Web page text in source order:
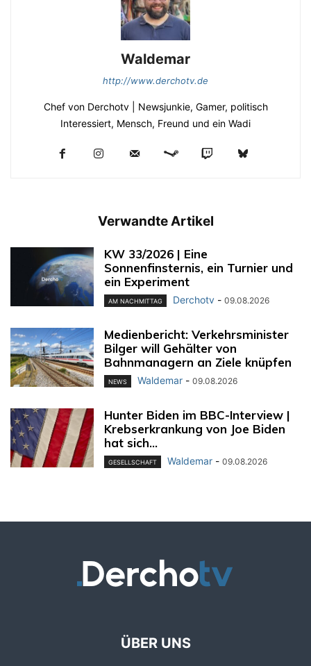
Waldemar
http://www.derchotv.de
Chef von Derchotv | Newsjunkie, Gamer, politisch
Interessiert, Mensch, Freund und ein Wadi
Verwandte Artikel
KW 33/2026 | Eine
Sonnenfinsternis, ein Turnier und
ein Experiment
AM NACHMITTAG Derchotv - 09.08.2026
Medienbericht: Verkehrsminister
Bilger will Gehälter von
Bahnmanagern an Ziele knüpfen
NEWS Waldemar - 09.08.2026
Hunter Biden im BBC-Interview |
Krebserkrankung von Joe Biden
hat sich...
GESELLSCHAFT Waldemar - 09.08.2026
ÜBER UNS